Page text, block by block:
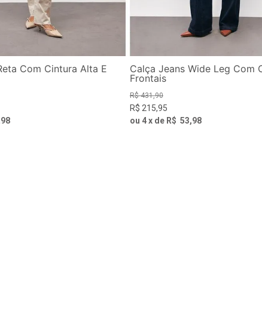
Com Cintura Alta E
98
Calça Jeans Wide Leg Com
Frontais
R$ 431,90
R$ 215,95
ou 4x de R$ 53,98